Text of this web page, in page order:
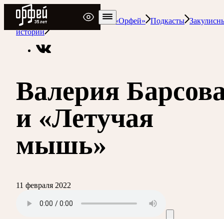
Радио Орфей
Радио классической музыки «Орфей»
Подкасты
истории
Валерия
и «Летучая
мышь»
11 февраля 2022